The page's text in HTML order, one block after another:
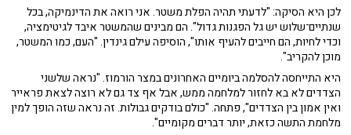
לכן היא הסיקה: "לדעתי תהיה הפלת משטר. אני רואה את הדינמיקה, בכל
שנתיים־שלוש יש גל הפגנות גדול". הם מבינים שהמשטר איבד לגיטימציה,
וכדי לחיות, הם חייבים להעיף אותו", הוסיפה עילם גינדין. "העם, כמו המשטר,
מוכן להקריב".
היא התייחסה להסלמה ביומיים האחרונים במצר הורמוז. "נראה שלשני
הצדדים לא בא לחזור למלחמה ממש, אבל אף צד גם לא רוצה לצאת פראייר
ואין אמון בין הצדדים", פתחה. "כולם בודקים גבולות. זה נראה שזה הופך למין
מלחמת התשה כזאת, יותר דברים מקומיים".